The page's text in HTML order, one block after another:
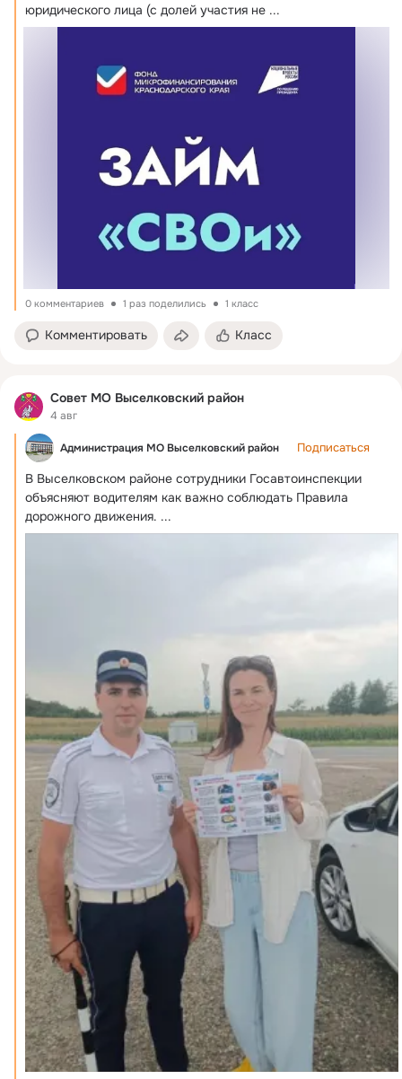
юридического лица (с долей участия не ...
0 комментариев 1 раз поделились 1 класс
Комментировать Класс
Совет МО Выселковский район
4 авг
Администрация МО Выселковский район Подписаться
В Выселковском районе сотрудники Госавтоинспекции
объясняют водителям как важно соблюдать Правила
дорожного движения. ...